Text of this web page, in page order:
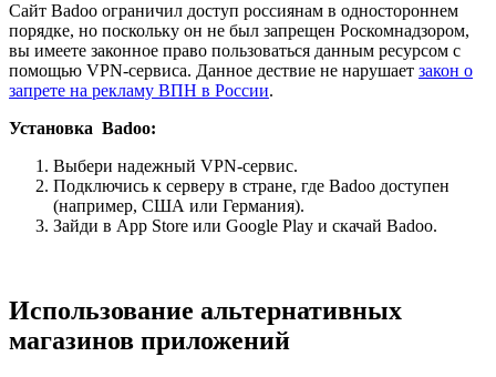
Сайт Badoo ограничил доступ россиянам в одностороннем
порядке, но поскольку он не был запрещен Роскомнадзором,
вы имеете законное право пользоваться данным ресурсом с
помощью VPN-сервиса. Данное дествие не нарушает закон о
запрете на рекламу ВПН в России.
Установка Badoo:
Выбери надежный VPN-сервис.
Подключись к серверу в стране, где Badoo доступен
(например, США или Германия).
Зайди в App Store или Google Play и скачай Badoo.
Использование альтернативных
магазинов приложений